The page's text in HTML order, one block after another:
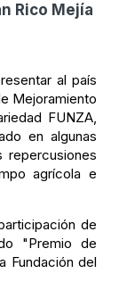
Rico Mejía
al país
Mejoramiento
FUNZA,
en algunas
repercusiones
agrícola e
de
"Premio de
Fundación del